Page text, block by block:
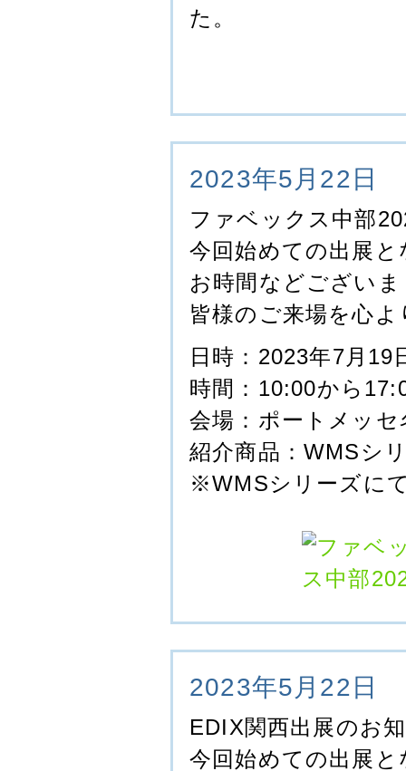
た。
2023年5月22日
ファベックス中部
今回始めての出展
お時間などござい
皆様のご来場を心
日時：2023年7月19
時間：10:00から
会場：ポートメッセ
紹介商品：WMSシ
※WMSシリーズに
2023年5月22日
EDIX関西出展のお
今回始めての出展